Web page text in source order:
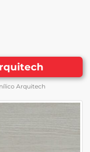
Arquitech